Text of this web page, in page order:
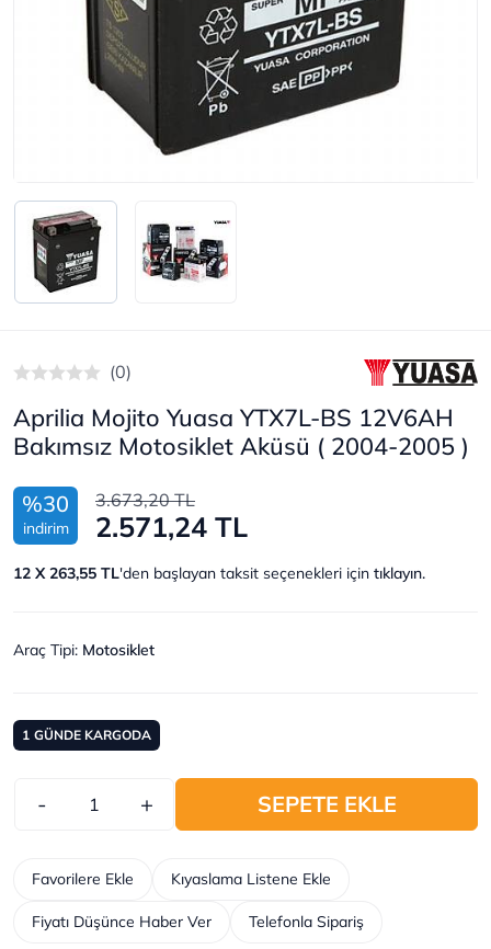
(0)
Aprilia Mojito Yuasa YTX7L-BS 12V6AH
Bakımsız Motosiklet Aküsü ( 2004-2005 )
%30
indirim
3.673,20 TL
2.571,24 TL
12 X 263,55 TL'den başlayan taksit seçenekleri için tıklayın.
Araç Tipi: Motosiklet
1 GÜNDE KARGODA
- + SEPETE EKLE
Telefonla Sipariş
Kıyaslama Listene Ekle
Favorilere Ekle
Fiyatı Düşünce Haber Ver